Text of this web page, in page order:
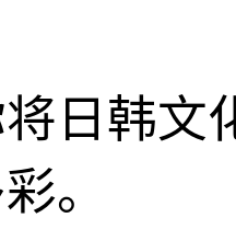
日韩文
。